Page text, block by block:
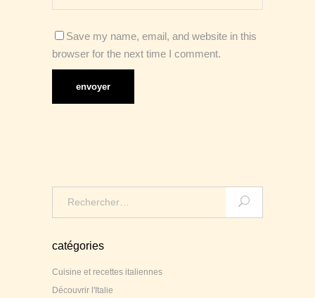
Save my name, email, and website in this
browser for the next time I comment.
catégories
Cuisine et recettes italiennes
Découvrir l'Italie